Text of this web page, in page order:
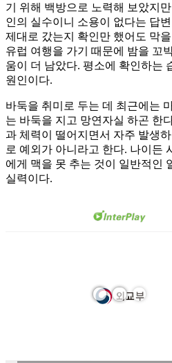
기 위해 백방으로 노력해 보았지
인의 실수이니 소용이 없다는 답
제대로 갔는지 확인만 했어도 막
유럽 여행을 가기 때문에 밤을 꼬
움이 더 남았다. 평소에 확인하는
원인이다.
바둑을 취미로 두는 데 최근에는
는 바둑을 지고 망연자실 하곤 한
과 체력이 떨어지면서 자주 발생
로 예외가 아니라고 한다. 나이든
에게 맥을 못 추는 것이 일반적인
실력이다.